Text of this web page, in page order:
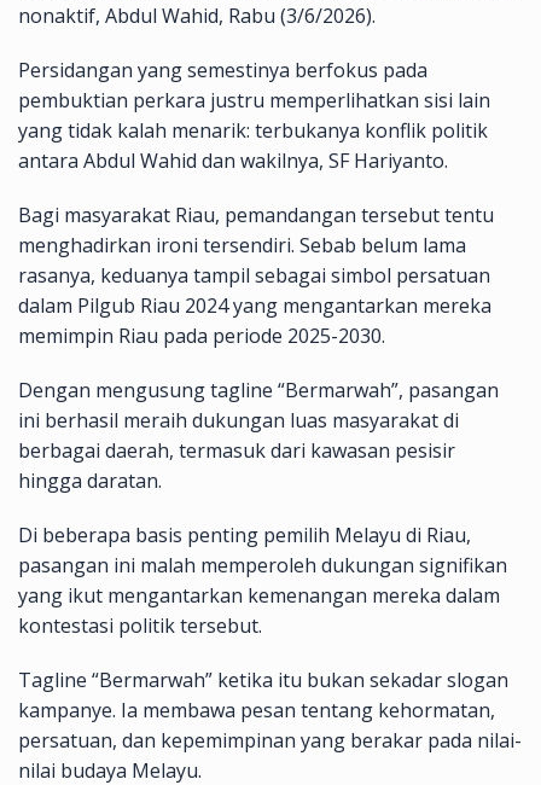
nonaktif, Abdul Wahid, Rabu (3/6/2026).
Persidangan yang semestinya berfokus pada
pembuktian perkara justru memperlihatkan sisi lain
yang tidak kalah menarik: terbukanya konflik politik
antara Abdul Wahid dan wakilnya, SF Hariyanto.
Bagi masyarakat Riau, pemandangan tersebut tentu
menghadirkan ironi tersendiri. Sebab belum lama
rasanya, keduanya tampil sebagai simbol persatuan
dalam Pilgub Riau 2024 yang mengantarkan mereka
memimpin Riau pada periode 2025-2030.
Dengan mengusung tagline “Bermarwah”, pasangan
ini berhasil meraih dukungan luas masyarakat di
berbagai daerah, termasuk dari kawasan pesisir
hingga daratan.
Di beberapa basis penting pemilih Melayu di Riau,
pasangan ini malah memperoleh dukungan signifikan
yang ikut mengantarkan kemenangan mereka dalam
kontestasi politik tersebut.
Tagline “Bermarwah” ketika itu bukan sekadar slogan
kampanye. Ia membawa pesan tentang kehormatan,
persatuan, dan kepemimpinan yang berakar pada nilai-
nilai budaya Melayu.